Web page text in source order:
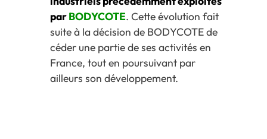
parBODYCOTE. Cette évolution fait
suite à la décision de BODYCOTE de
céder une partie de ses activités en
France, tout en poursuivant par
ailleurs son développement.